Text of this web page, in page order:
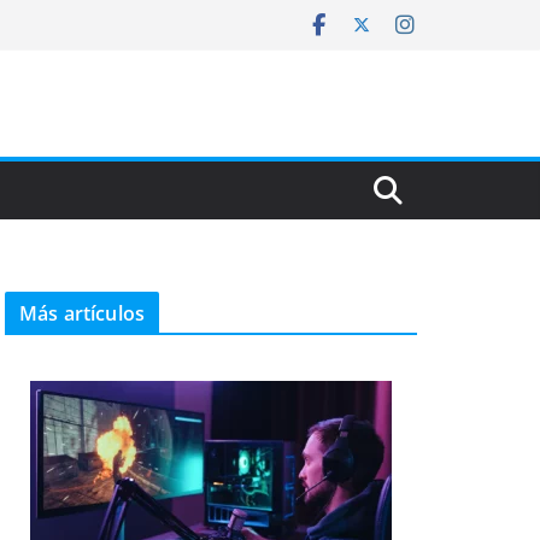
Más artículos